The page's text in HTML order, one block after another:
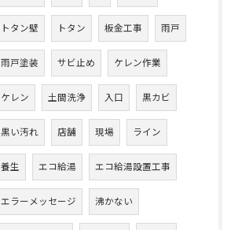
トタン壁 トタン 板金工事 雨戸
雨戸塗装 サビ止め ケレン作業
ケレン 土間洗浄 入口 黒カビ
黒い汚れ 店舗 現場 ライン
養生 エコ給湯 エコ給湯設置工事
エラーメッセージ 沸かない